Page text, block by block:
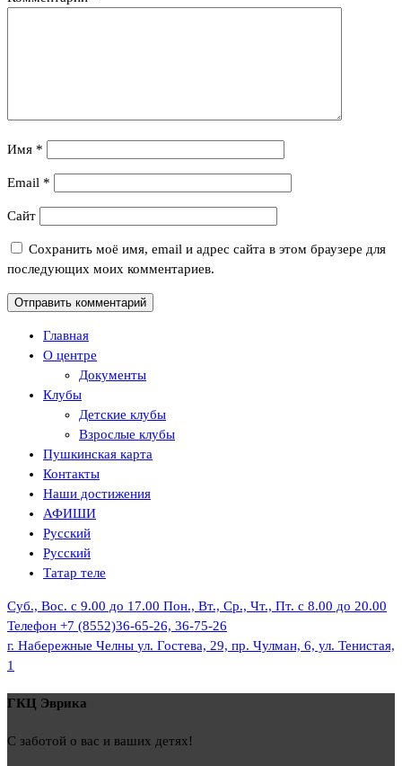
Имя *
Email *
Сайт
Сохранить моё имя, email и адрес сайта в этом браузере для
последующих моих комментариев.
Главная
О центре
Документы
Клубы
Детские клубы
Взрослые клубы
Пушкинская карта
Контакты
Наши достижения
АФИШИ
Русский
Русский
Татар теле
Суб., Вос. с 9.00 до 17.00 Пон., Вт., Ср., Чт., Пт. с 8.00 до 20.00
Телефон +7 (8552)36-65-26, 36-75-26
г. Набережные Челны ул. Гостева, 29, пр. Чулман, 6, ул. Тенистая,
1
ГКЦ Эврика
С заботой о вас и ваших детях!